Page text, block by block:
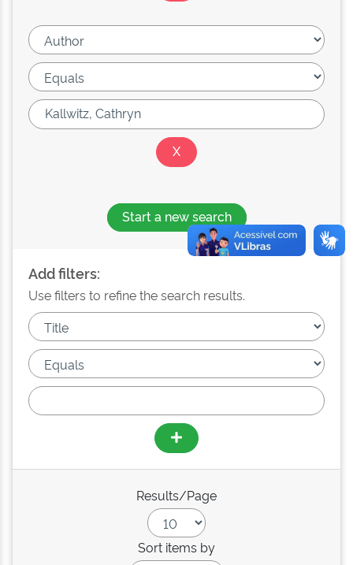
Start a new search
Add filters:
Use filters to refine the search results.
Results/Page
Sort items by